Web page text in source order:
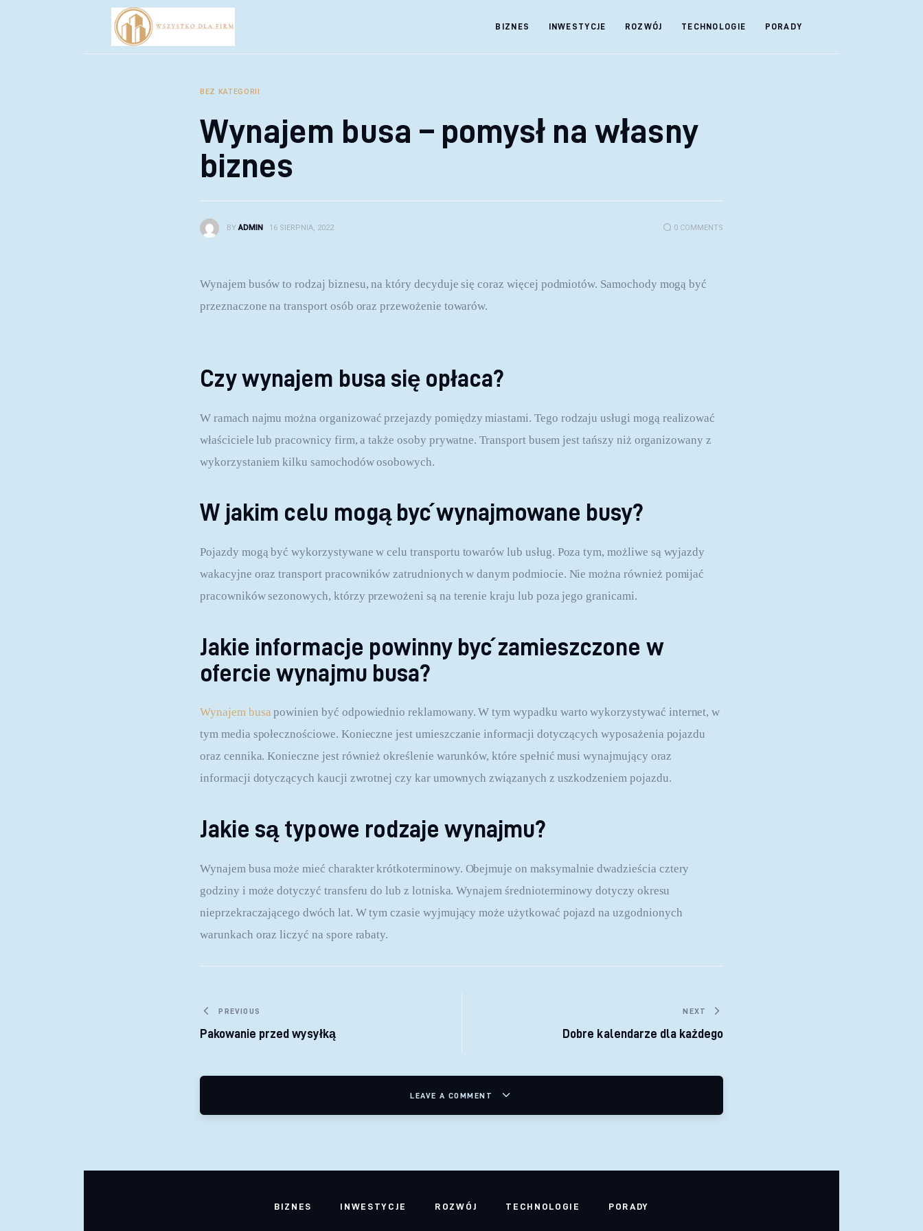
BIZNES INWESTYCJE ROZWÓJ TECHNOLOGIE PORADY
BEZ KATEGORII
Wynajem busa – pomysł na własny
biznes
BY ADMIN 16 SIERPNIA, 2022 0 COMMENTS
Wynajem busów to rodzaj biznesu, na który decyduje się coraz więcej podmiotów. Samochody mogą być
przeznaczone na transport osób oraz przewożenie towarów.
Czy wynajem busa się opłaca?
W ramach najmu można organizować przejazdy pomiędzy miastami. Tego rodzaju usługi mogą realizować
właściciele lub pracownicy firm, a także osoby prywatne. Transport busem jest tańszy niż organizowany z
wykorzystaniem kilku samochodów osobowych.
W jakim celu mogą być wynajmowane busy?
Pojazdy mogą być wykorzystywane w celu transportu towarów lub usług. Poza tym, możliwe są wyjazdy
wakacyjne oraz transport pracowników zatrudnionych w danym podmiocie. Nie można również pomijać
pracowników sezonowych, którzy przewożeni są na terenie kraju lub poza jego granicami.
Jakie informacje powinny być zamieszczone w
ofercie wynajmu busa?
Wynajem busa powinien być odpowiednio reklamowany. W tym wypadku warto wykorzystywać internet, w
tym media społecznościowe. Konieczne jest umieszczanie informacji dotyczących wyposażenia pojazdu
oraz cennika. Konieczne jest również określenie warunków, które spełnić musi wynajmujący oraz
informacji dotyczących kaucji zwrotnej czy kar umownych związanych z uszkodzeniem pojazdu.
Jakie są typowe rodzaje wynajmu?
Wynajem busa może mieć charakter krótkoterminowy. Obejmuje on maksymalnie dwadzieścia cztery
godziny i może dotyczyć transferu do lub z lotniska. Wynajem średnioterminowy dotyczy okresu
nieprzekraczającego dwóch lat. W tym czasie wyjmujący może użytkować pojazd na uzgodnionych
warunkach oraz liczyć na spore rabaty.
Nawigacja wpisu
PREVIOUS
Pakowanie przed wysyłką
NEXT
Dobre kalendarze dla każdego
LEAVE A COMMENT
BIZNES INWESTYCJE ROZWÓJ TECHNOLOGIE PORADY